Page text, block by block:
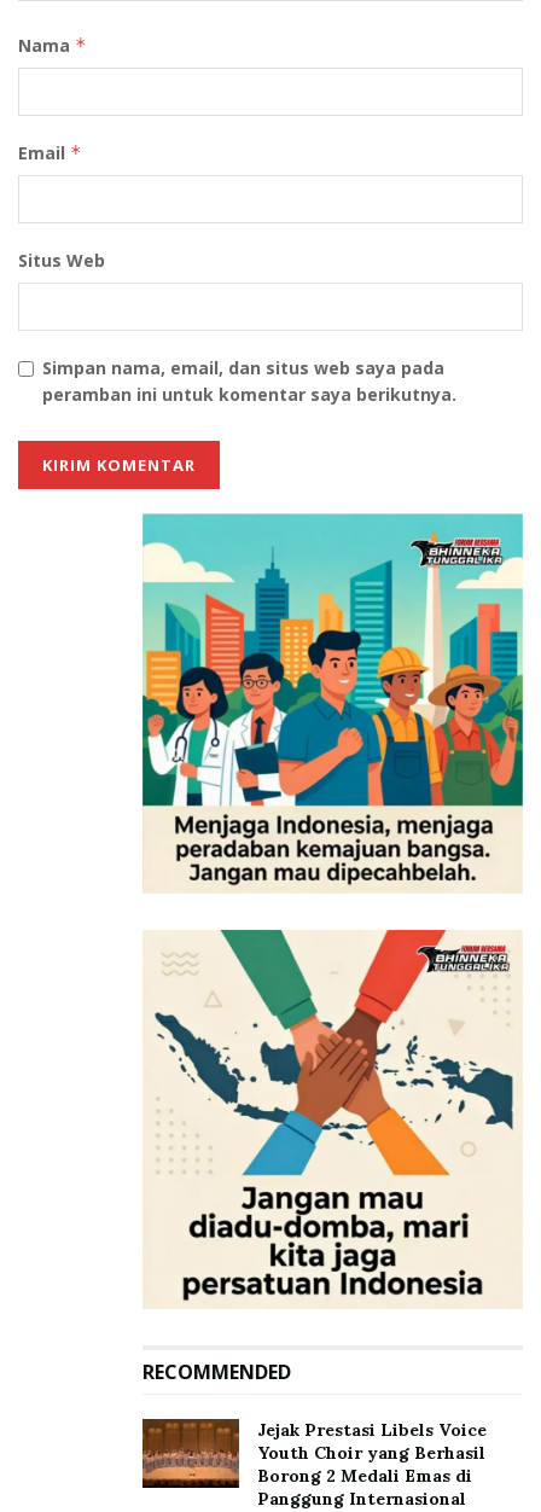
Nama *
Email *
Situs Web
Simpan nama, email, dan situs web saya pada
peramban ini untuk komentar saya berikutnya.
RECOMMENDED
Jejak Prestasi Libels Voice
Youth Choir yang Berhasil
Borong 2 Medali Emas di
Panggung Internasional